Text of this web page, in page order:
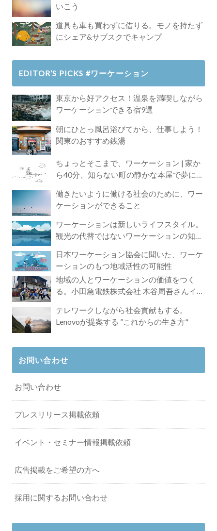
いこう
道具も車も買わずに借りる。モノを持たず
にシェア&サブスクでキャンプ
EDITOR’S PICKS #ワーケーション
東京から好アクセス！温泉を満喫しながら
ワーケーションできる宿9選
朝にひとっ風呂浴びてから、仕事しよう！
関東のおすすめ銭湯
ちょっとそこまで、ワーケーション | 家か
ら40分、知らない町の静かな本屋で夢に近
働きたいように働ける社会のために、ワー
ケーションができること
ワーケーションは新しいライフスタイル。
観光の代替ではないワーケーションの知ら
日本ワーケーション協会に聞いた、ワーケ
ーションのもつ地域活性の可能性
地域の人とワーケーションの価値をつく
る。小田急電鉄株式会社 木谷周吾さんイン
テレワークしながら社会貢献もする。
Lenovoが提案する ”これからの生き方"
お問い合わせ
お問い合わせ
プレスリリース掲載依頼
イベント・セミナー情報掲載依頼
広告掲載をご希望の方へ
採用に関するお問い合わせ